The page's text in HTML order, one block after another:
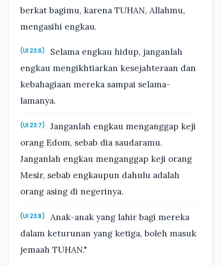
berkat bagimu, karena TUHAN, Allahmu,
mengasihi engkau.
(Ul 23:6)
Selama engkau hidup, janganlah
engkau mengikhtiarkan kesejahteraan dan
kebahagiaan mereka sampai selama-
lamanya.
(Ul 23:7)
Janganlah engkau menganggap keji
orang Edom, sebab dia saudaramu.
Janganlah engkau menganggap keji orang
Mesir, sebab engkaupun dahulu adalah
orang asing di negerinya.
(Ul 23:8)
Anak-anak yang lahir bagi mereka
dalam keturunan yang ketiga, boleh masuk
jemaah TUHAN."